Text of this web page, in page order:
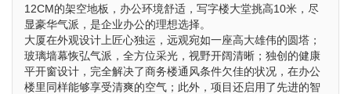
12CM的架空地板，办公环境舒适，写字楼大堂挑高10米，尽
显豪华气派，是企业办公的理想选择。
大厦在外观设计上匠心独运，远观宛如一座高大雄伟的圆塔；
玻璃墙幕恢弘气派，全方位采光，视野开阔清晰；独创的健康
平开窗设计，完全解决了商务楼通风条件欠佳的状况，在办公
楼里同样能够享受清爽的空气；此外，项目还启用了先进的智